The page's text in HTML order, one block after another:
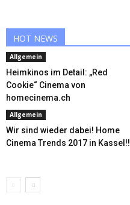
HOT NEWS
Allgemein
Heimkinos im Detail: „Red
Cookie“ Cinema von
homecinema.ch
Allgemein
Wir sind wieder dabei! Home
Cinema Trends 2017 in Kassel!!